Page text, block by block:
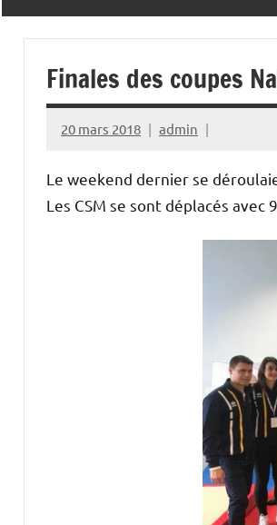
CADETTES
DE
SAINT
MICHEL
‒
Eveil
de
l’enfant
Sport
et
Bien-
Être
Finales des coupes
20 mars 2018 admin
Le weekend dernier se
Les CSM se sont déplacés avec